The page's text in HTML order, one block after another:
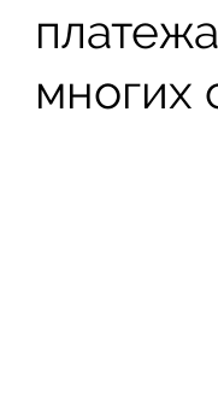
многих